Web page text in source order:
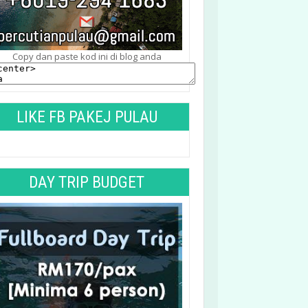
Copy dan paste kod ini di blog anda
LIKE FB PAKEJ PULAU
DAY TRIP BUDGET